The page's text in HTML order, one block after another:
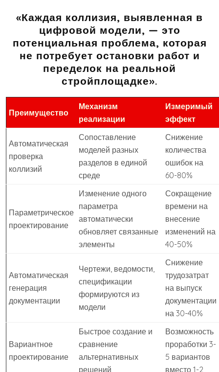
«Каждая коллизия, выявленная в
цифровой модели, — это
потенциальная проблема, которая
не потребует остановки работ и
переделок на реальной
стройплощадке».
Преимущество
Механизм
реализации
Измеримый
эффект
Автоматическая
проверка
коллизий
Сопоставление
моделей разных
разделов в единой
среде
Снижение
количества
ошибок на
60-80%
Параметрическое
проектирование
Изменение одного
параметра
автоматически
обновляет связанные
элементы
Сокращение
времени на
внесение
изменений на
40-50%
Автоматическая
генерация
документации
Чертежи, ведомости,
спецификации
формируются из
модели
Снижение
трудозатрат
на выпуск
документации
на 30-40%
Вариантное
проектирование
Быстрое создание и
сравнение
альтернативных
решений
Возможность
проработки 3-
5 вариантов
вместо 1-2